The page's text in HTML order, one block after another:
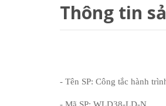
Thông tin
- Tên SP: Công tắc hành